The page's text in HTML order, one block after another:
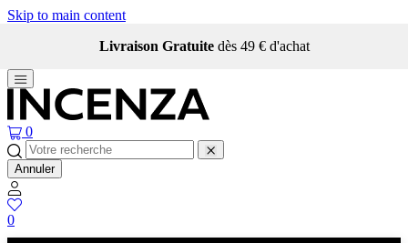
Skip to main content
Livraison Gratuite dès 49 € d'achat
0
Annuler
0